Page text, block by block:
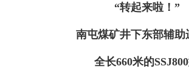
“转起来啦！”
南屯煤矿井下东部辅助
全长660米的